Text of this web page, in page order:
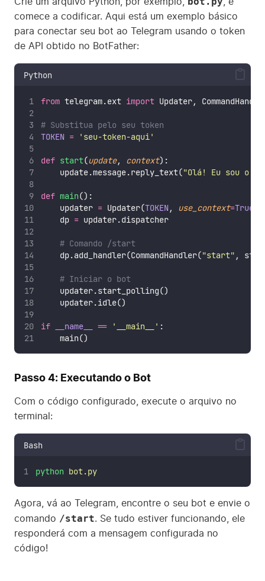
comece a codificar. Aqui está um exemplo básico
para conectar seu bot ao Telegram usando o token
de API obtido no BotFather:
Python
from telegram.ext import Updater,
# Substitua pelo seu token
TOKEN = ' seu-token-aqui'
def start(update, context):
    update.message.reply_text(
"Olá! Eu sou o
def main():
    updater
= Updater(TOKEN, use_context=True
    dp
= updater.dispatcher
# Comando /start
    dp.add_handler(CommandHandler(
"start" ,
# Iniciar o bot
    updater.start_polling()
    updater.idle()
if __name__ == ' __main__ ' :
    main()
Passo 4: Executando o Bot
Com o código configurado, execute o arquivo no
terminal:
Bash
python bot.py
Agora, vá ao Telegram, encontre o seu bot e envie o
comando /start. Se tudo estiver funcionando, ele
responderá com a mensagem configurada no
código!